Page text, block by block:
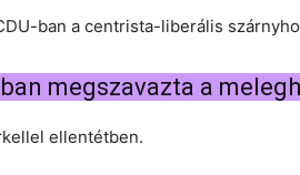
ban a centrista-liberális
megszavazta a
ellentétben.